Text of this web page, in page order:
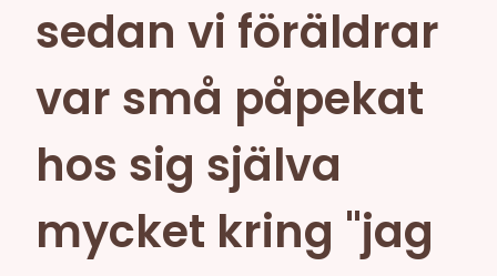
sedan vi föräldrar
var små påpekat
hos sig själva
mycket kring "jag